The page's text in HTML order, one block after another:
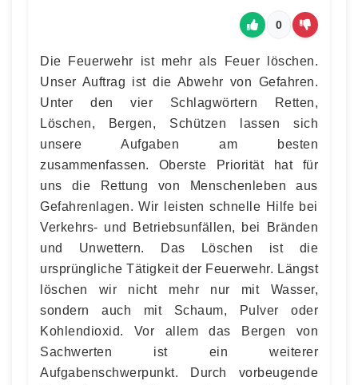
0
Die Feuerwehr ist mehr als Feuer löschen.
Unser Auftrag ist die Abwehr von Gefahren.
Unter den vier Schlagwörtern Retten,
Löschen, Bergen, Schützen lassen sich
unsere Aufgaben am besten
zusammenfassen. Oberste Priorität hat für
uns die Rettung von Menschenleben aus
Gefahrenlagen. Wir leisten schnelle Hilfe bei
Verkehrs- und Betriebsunfällen, bei Bränden
und Unwettern. Das Löschen ist die
ursprüngliche Tätigkeit der Feuerwehr. Längst
löschen wir nicht mehr nur mit Wasser,
sondern auch mit Schaum, Pulver oder
Kohlendioxid. Vor allem das Bergen von
Sachwerten ist ein weiterer
Aufgabenschwerpunkt. Durch vorbeugende